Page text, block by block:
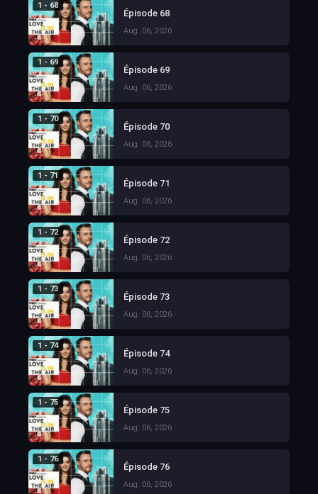
1 - 68
Épisode 68
Aug. 06, 2026
1 - 69
Épisode 69
Aug. 06, 2026
1 - 70
Épisode 70
Aug. 06, 2026
1 - 71
Épisode 71
Aug. 06, 2026
1 - 72
Épisode 72
Aug. 06, 2026
1 - 73
Épisode 73
Aug. 06, 2026
1 - 74
Épisode 74
Aug. 06, 2026
1 - 75
Épisode 75
Aug. 06, 2026
1 - 76
Épisode 76
Aug. 06, 2026